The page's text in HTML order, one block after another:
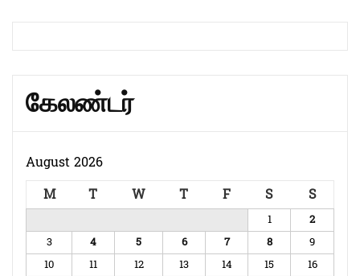
கேலண்டர்
August 2026
M
T W T F S S
1
2
3
4 5 6 7 8
9
10
11 12 13 14 15
16